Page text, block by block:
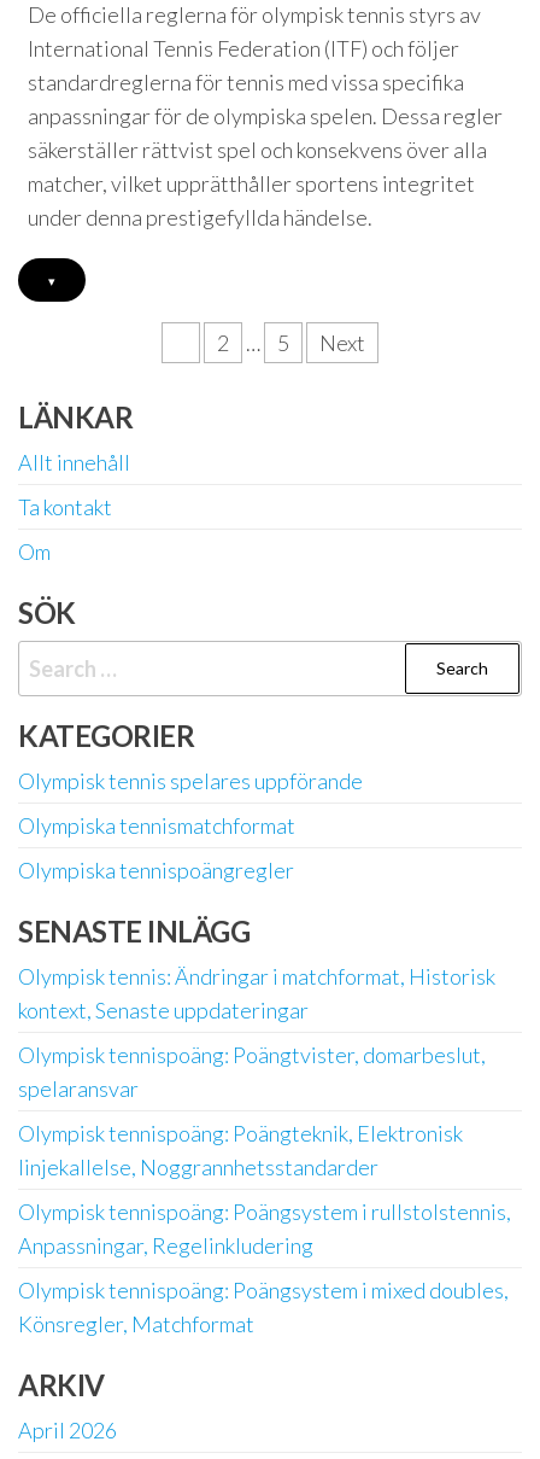
De officiella reglerna för olympisk tennis styrs av
International Tennis Federation (ITF) och följer
standardreglerna för tennis med vissa specifika
anpassningar för de olympiska spelen. Dessa regler
säkerställer rättvist spel och konsekvens över alla
matcher, vilket upprätthåller sportens integritet
under denna prestigefyllda händelse.
▾
2 … 5 Next
LÄNKAR
Allt innehåll
Ta kontakt
Om
SÖK
Search
for:
KATEGORIER
Olympisk tennis spelares uppförande
Olympiska tennismatchformat
Olympiska tennispoängregler
SENASTE INLÄGG
Olympisk tennis: Ändringar i matchformat, Historisk
kontext, Senaste uppdateringar
Olympisk tennispoäng: Poängtvister, domarbeslut,
spelaransvar
Olympisk tennispoäng: Poängteknik, Elektronisk
linjekallelse, Noggrannhetsstandarder
Olympisk tennispoäng: Poängsystem i rullstolstennis,
Anpassningar, Regelinkludering
Olympisk tennispoäng: Poängsystem i mixed doubles,
Könsregler, Matchformat
ARKIV
April 2026